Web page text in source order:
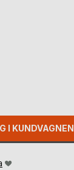
I KUNDVAGNEN